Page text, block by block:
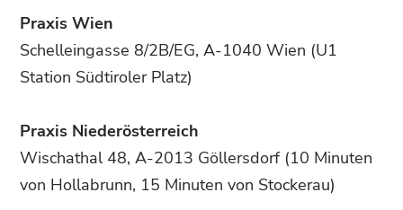
Praxis Wien
Schelleingasse 8/2B/EG, A-1040 Wien (U1
Station Südtiroler Platz)
Praxis Niederösterreich
Wischathal 48, A-2013 Göllersdorf (10 Minuten
von Hollabrunn, 15 Minuten von Stockerau)